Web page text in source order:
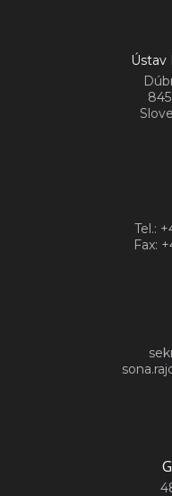
Ústav
Tel.:
Fax: